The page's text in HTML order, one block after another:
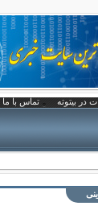
در بیتوته تماس با ما